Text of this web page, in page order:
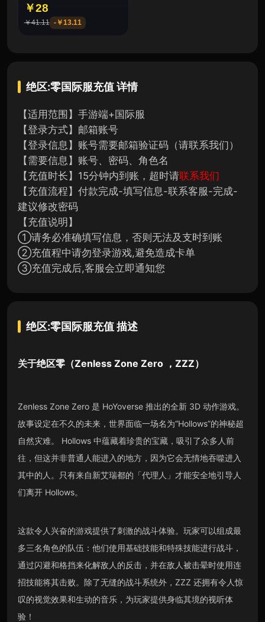
￥28
￥41.11 -￥13.11
绝区:零国际服充值详情
【适用范围】手游端+国际服
【登录方式】邮箱账号
【登录信息】账号需要邮箱验证码（请联系我们）
【需要信息】账号、密码、角色名
【充值时长】15分钟内到账，超时请联系我们
【充值流程】付款完成-填写信息-联系客服-完成-
建议修改密码
【充值说明】
①请务必准确填写信息，否则无法及支时到账
②充值程中请勿登录游戏,避免造成卡单
③充值完成后,客服会立即通知您
绝区:零国际服充值描述
关于绝区零（Zenless Zone Zero ，ZZZ）
Zenless Zone Zero 是 HoYoverse 推出的全新 3D 动作游戏。
故事设定在不久的未来，世界面临一场名为“Hollows”的神秘超
自然灾难。 Hollows 中蕴藏着珍贵的宝藏，吸引了众多人前
往，但这并非普通人能进入的地方，因为它会无情地吞噬进入
其中的人。只有来自新艾瑞都的「代理人」才能安全地引导人
们离开 Hollows。
这款令人兴奋的游戏提供了刺激的战斗体验。玩家可以组成最
多三名角色的队伍：他们使用基础技能和特殊技能进行战斗，
通过闪避和格挡来化解敌人的反击，并在敌人被击晕时使用连
招技能将其击败。除了无缝的战斗系统外，ZZZ 还拥有令人惊
叹的视觉效果和生动的音乐，为玩家提供身临其境的视听体
验！